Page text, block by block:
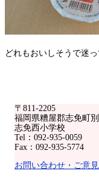
〒811-2205
福岡県糟屋郡志免町
志免西小学校
Tel：092-935-0059
Fax：092-935-5774
お問い合わせ・ご意
どれもおいしそうで迷